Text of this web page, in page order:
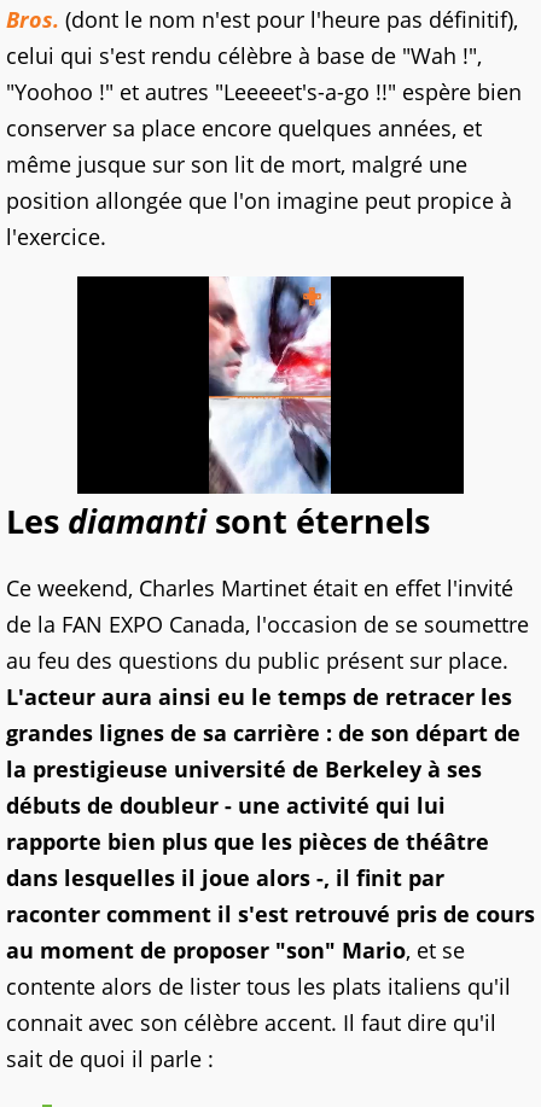
Bros. (dont le nom n'est pour l'heure pas définitif),
celui qui s'est rendu célèbre à base de "Wah !",
"Yoohoo !" et autres "Leeeeet's-a-go !!" espère bien
conserver sa place encore quelques années, et
même jusque sur son lit de mort, malgré une
position allongée que l'on imagine peut propice à
l'exercice.
Les diamantisont éternels
Ce weekend, Charles Martinet était en effet l'invité
de la FAN EXPO Canada, l'occasion de se soumettre
au feu des questions du public présent sur place.
L'acteur aura ainsi eu le temps de retracer les
grandes lignes de sa carrière : de son départ de
la prestigieuse université de Berkeley à ses
débuts de doubleur - une activité qui lui
rapporte bien plus que les pièces de théâtre
dans lesquelles il joue alors -, il finit par
raconter comment il s'est retrouvé pris de cours
au moment de proposer "son" Mario, et se
contente alors de lister tous les plats italiens qu'il
connait avec son célèbre accent. Il faut dire qu'il
sait de quoi il parle :